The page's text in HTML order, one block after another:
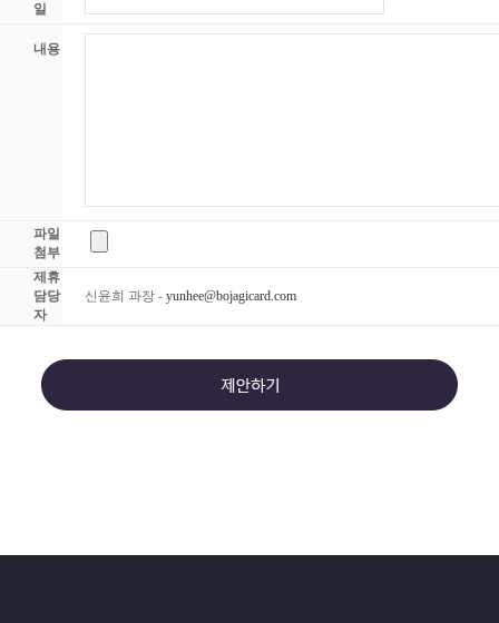
일
내용
파일
첨부
제휴
담당
자
신윤희 과장 - yunhee@bojagicard.com